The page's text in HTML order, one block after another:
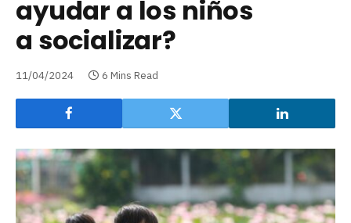
ayudar a los niños
a socializar?
11/04/2024 6 Mins Read